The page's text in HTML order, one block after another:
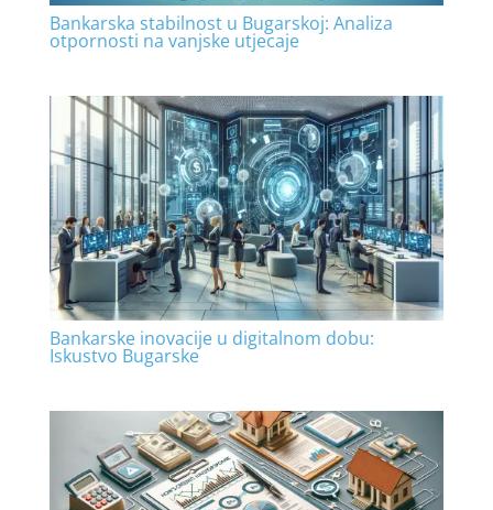
Bankarska stabilnost u Bugarskoj: Analiza
otpornosti na vanjske utjecaje
Bankarske inovacije u digitalnom dobu:
Iskustvo Bugarske